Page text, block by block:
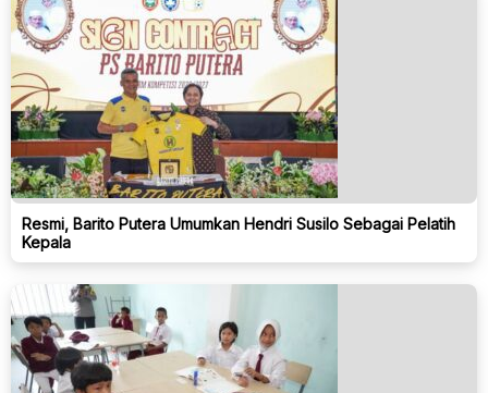
Resmi, Barito Putera Umumkan Hendri Susilo Sebagai Pelatih
Kepala